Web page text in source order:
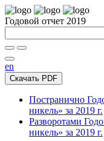
Годовой отчет 2019
en
Скачать PDF
Постранично
никель» за 2019 г.
Разворотами
никель» за 2019 г.